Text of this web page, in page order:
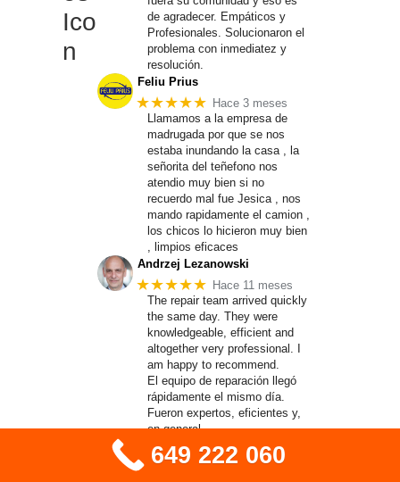
de agradecer. Empáticos y
Profesionales. Solucionaron el
problema con inmediatez y
resolución.
Feliu Prius
★★★★★ Hace 3 meses
Llamamos a la empresa de
madrugada por que se nos
estaba inundando la casa , la
señorita del teñefono nos
atendio muy bien si no
recuerdo mal fue Jesica , nos
mando rapidamente el camion ,
los chicos lo hicieron muy bien
, limpios eficaces
Andrzej Lezanowski
★★★★★ Hace 11 meses
The repair team arrived quickly
the same day. They were
knowledgeable, efficient and
altogether very professional. I
am happy to recommend.
El equipo de reparación llegó
rápidamente el mismo día.
Fueron expertos, eficientes y,
en general,
649 222 060